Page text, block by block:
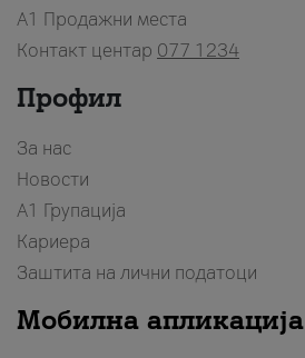
A1 Продажни места
Контакт центар 077 1234
Профил
За нас
Новости
А1 Групација
Кариера
Заштита на лични податоци
Мобилна апликација